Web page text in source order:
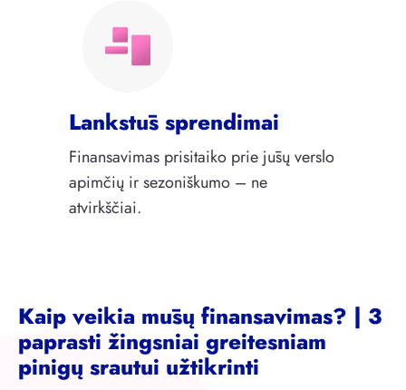
Lankstūs sprendimai
Finansavimas prisitaiko prie jūsų verslo
apimčių ir sezoniškumo – ne
atvirkščiai.
Kaip veikia mūsų finansavimas? | 3
paprasti žingsniai greitesniam
pinigų srautui užtikrinti